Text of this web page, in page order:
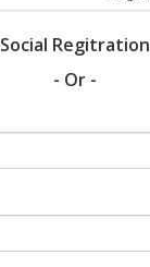
Social Regitration
- Or -